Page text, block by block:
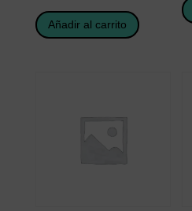
Añadir al carrito